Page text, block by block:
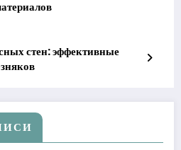
стен: эффективные